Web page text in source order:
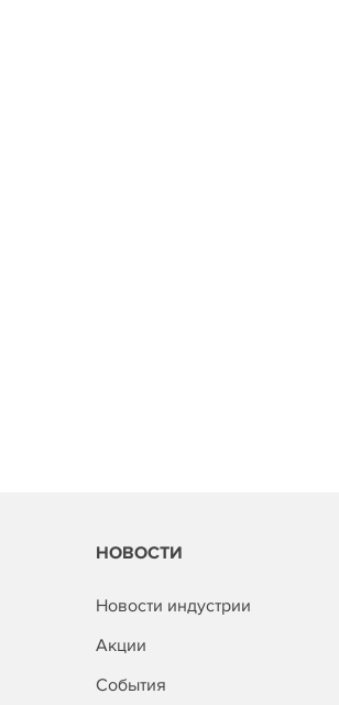
НОВОСТИ
Новости индустрии
Акции
События